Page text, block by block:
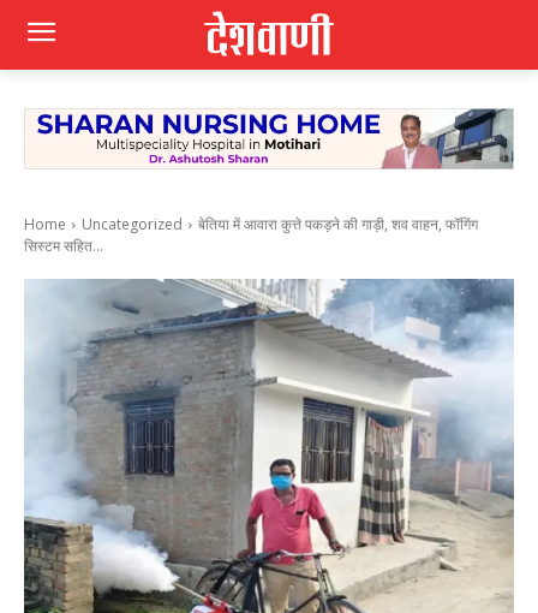
Home Uncategorized
बेतिया में आवारा कुत्ते पकड़ने की गाड़ी, शव वाहन, फॉगिंग
सिस्टम सहित...